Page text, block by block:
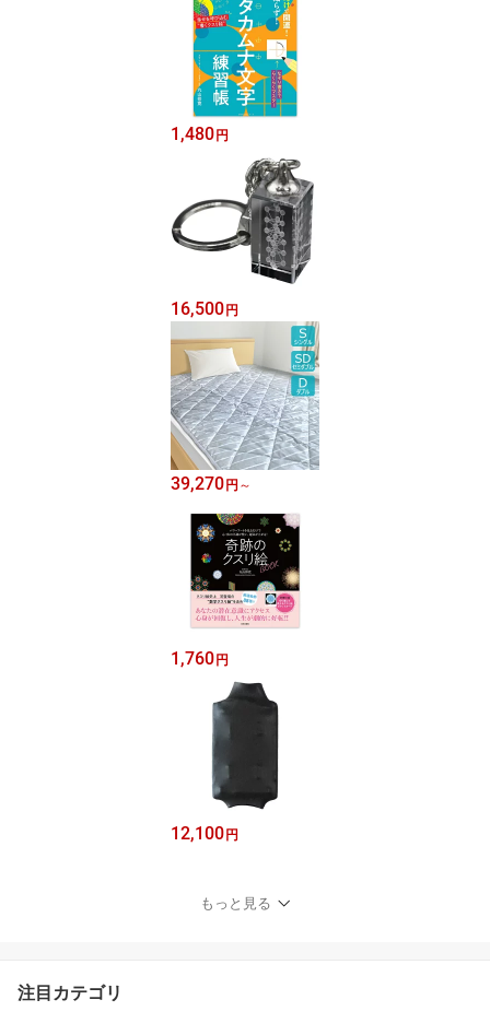
1,480 円
16,500 円
39,270 円 ～
1,760 円
12,100 円
もっと見る
注目カテゴリ